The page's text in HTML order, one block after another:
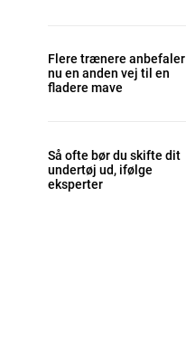
Flere trænere anbefaler
nu en anden vej til en
fladere mave
Så ofte bør du skifte dit
undertøj ud, ifølge
eksperter